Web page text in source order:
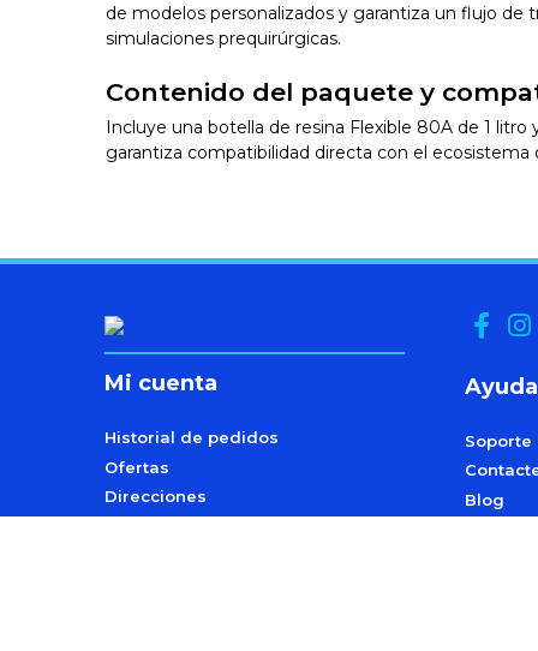
de modelos personalizados y garantiza un flujo de
simulaciones prequirúrgicas.
Contenido del paquete y
Incluye una botella de resina Flexible 80A de 1
garantiza compatibilidad directa con el ecosistema
Mi cuenta
Historial de pedidos
Ofertas
Direcciones
Soporte
Blog